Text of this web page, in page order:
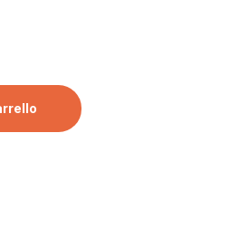
gas forno elettrico quantity